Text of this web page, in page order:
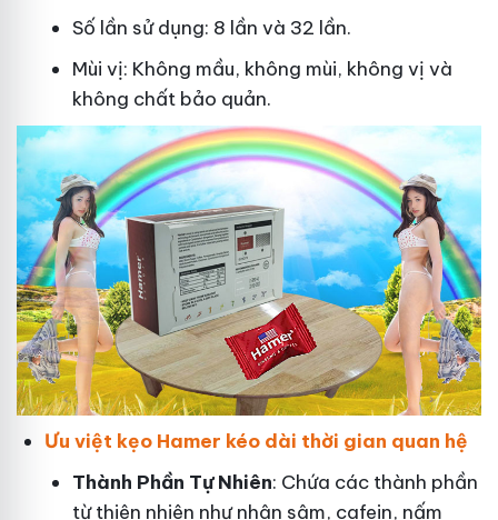
Số lần sử dụng: 8 lần và 32 lần.
Mùi vị: Không mầu, không mùi, không vị và
không chất bảo quản.
Ưu việt kẹo Hamer kéo dài thời gian quan hệ
Thành Phần Tự Nhiên: Chứa các thành phần
từ thiên nhiên như nhân sâm, cafein, nấm